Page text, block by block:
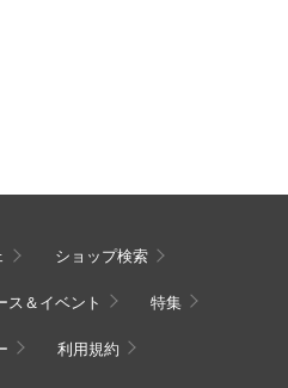
ショップ検索
ス＆イベント 特集
利用規約